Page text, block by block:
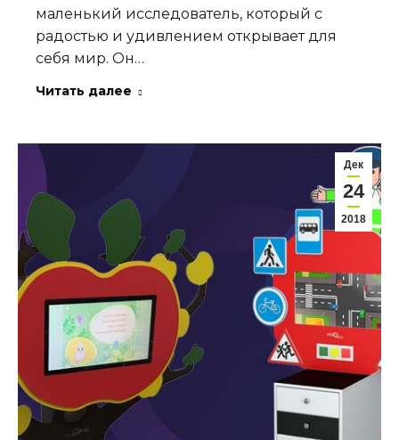
маленький исследователь, который с
радостью и удивлением открывает для
себя мир. Он…
Читать далее
Дек
24
2018